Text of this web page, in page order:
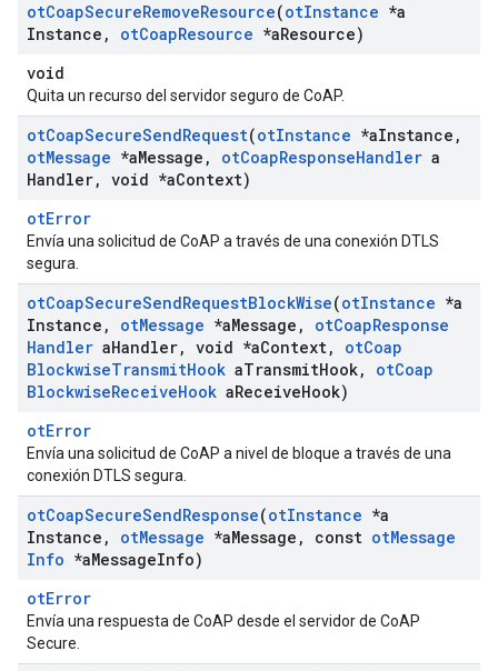
otCoapSecureRemoveResource(otInstance *a
Instance , otCoapResource *aResource)
void
Quita un recurso del servidor seguro de CoAP.
otCoapSecureSendRequest(otInstance *aInstance ,
otMessage *aMessage , otCoapResponseHandler a
Handler, void *aContext)
otError
Envía una solicitud de CoAP a través de una conexión DTLS
segura.
otCoapSecureSendRequestBlockWise(otInstance *a
Instance , otMessage *aMessage , otCoapResponse
Handler aHandler, void *aContext, otCoap
BlockwiseTransmitHook aTransmitHook, otCoap
BlockwiseReceiveHook aReceiveHook)
otError
Envía una solicitud de CoAP a nivel de bloque a través de una
conexión DTLS segura.
otCoapSecureSendResponse(otInstance *a
Instance , otMessage *aMessage , const otMessage
Info *aMessageInfo)
otError
Envía una respuesta de CoAP desde el servidor de CoAP
Secure.